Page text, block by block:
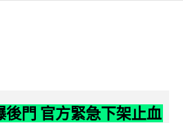
後門 官方緊急下架止血